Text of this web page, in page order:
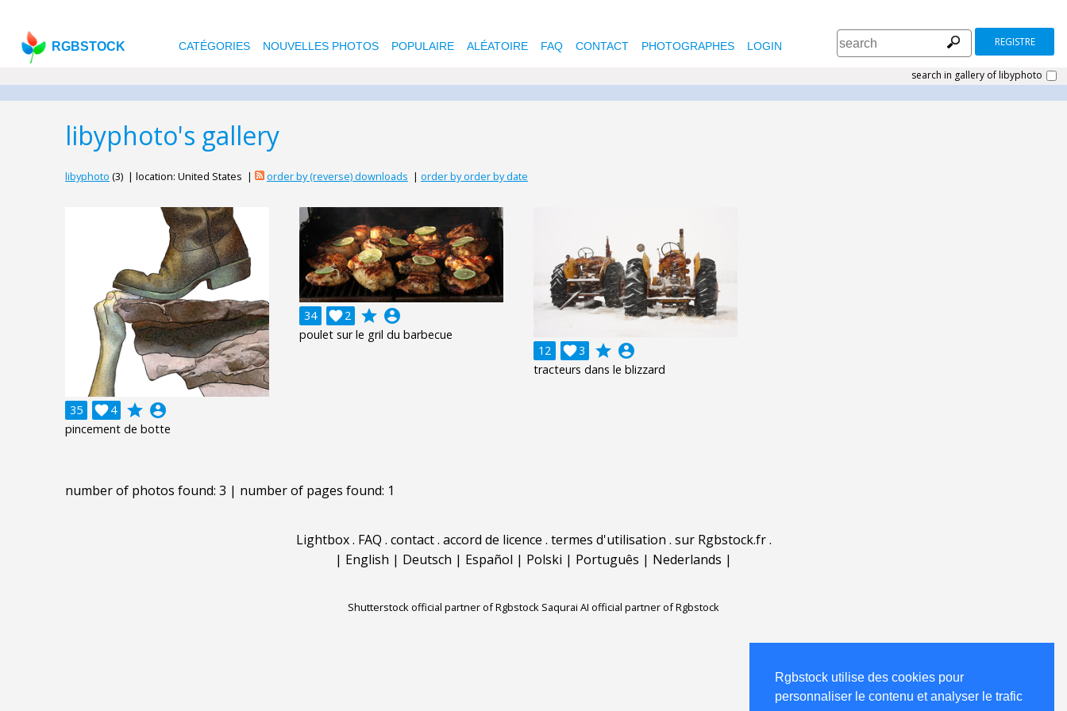
Rgbstock utilise des cookies pour
personnaliser le contenu et analyser le trafic
RGBSTOCK CATÉGORIES NOUVELLES PHOTOS POPULAIRE ALÉATOIRE FAQ CONTACT PHOTOGRAPHES LOGIN REGISTRE
search in gallery of libyphoto
libyphoto's gallery
libyphoto (3) | location: United States | order by (reverse) downloads | order by order by date
35 4
 grade account_circle
pincement de botte
34 2
 grade account_circle
poulet sur le gril du barbecue
12
3
 grade account_circle
tracteurs dans le blizzard
number of photos found: 3 | number of pages found: 1
Lightbox. FAQ . contact. accord de licence . termes d'utilisation . sur Rgbstock.fr.
| English | Deutsch | Español | Polski | Português | Nederlands |
Shutterstock official partner of Rgbstock Saqurai AI official partner of Rgbstock